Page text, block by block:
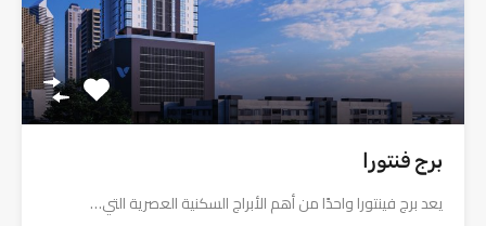
برج فنتورا
يعد برج فينتورا واحدًا من أهم الأبراج السكنية العصرية التي…